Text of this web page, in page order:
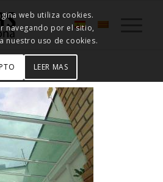
web utiliza cookies.
navegando por el sitio,
nuestro uso de cookies.
LEER MAS